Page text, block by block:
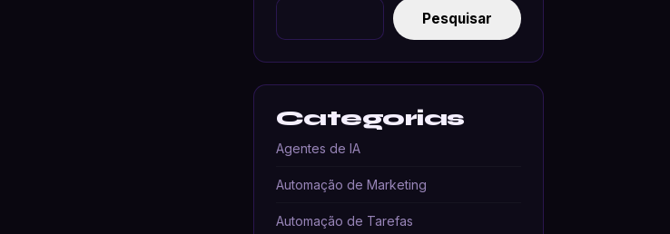
Pesquisar
Categorias
Agentes de IA
Automação de Marketing
Automação de Tarefas